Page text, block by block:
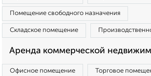
Помещение свободного назначения
Складское помещение
Аренда коммерческой
Офисное помещение Торговое